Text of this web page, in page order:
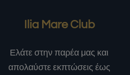
Ilia Mare Club
Ελάτε στην παρέα μας και
απολαύστε εκπτώσεις έως